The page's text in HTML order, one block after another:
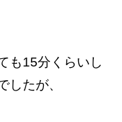
も15分くらいし
したが、